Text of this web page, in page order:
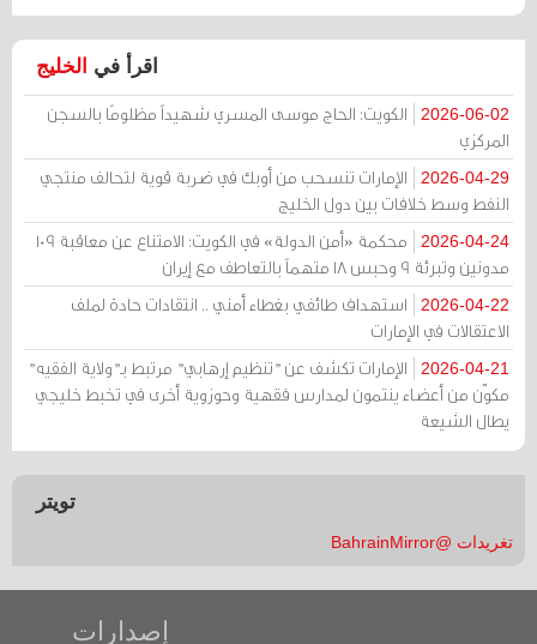
اقرأ في الخليج
2026-06-02
الكويت: الحاج موسى المسري شهيداً مظلومًا بالسجن
المركزي
2026-04-29
الإمارات تنسحب من أوبك في ضربة قوية لتحالف منتجي
النفط وسط خلافات بين دول الخليج
2026-04-24
محكمة «أمن الدولة» في الكويت: الامتناع عن معاقبة 109
مدونين وتبرئة 9 وحبس 18 متهماً بالتعاطف مع إيران
2026-04-22
استهداف طائفي بغطاء أمني .. انتقادات حادة لملف
الاعتقالات في الإمارات
2026-04-21
الإمارات تكشف عن "تنظيم إرهابي" مرتبط بـ"ولاية الفقيه"
مكوّن من أعضاء ينتمون لمدارس فقهية وحوزوية أخرى في تخبط خليجي
يطال الشيعة
تويتر
تغريدات @BahrainMirror
إصدارات